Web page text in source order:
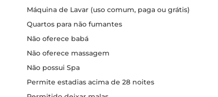
Máquina de Lavar (uso comum, paga ou grátis)
Quartos para não fumantes
Não oferece babá
Não oferece massagem
Não possui Spa
Permite estadias acima de 28 noites